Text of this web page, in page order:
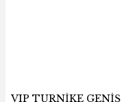
VIP TURNİKE GENİŞ